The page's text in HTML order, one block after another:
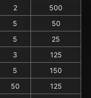
2
500
5
50
5
25
3
125
5
150
50
125